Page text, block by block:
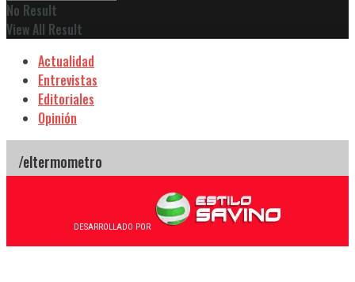
No Result
View All Result
Actualidad
Entrevistas
Editoriales
Opinión
DESARROLLADO POR